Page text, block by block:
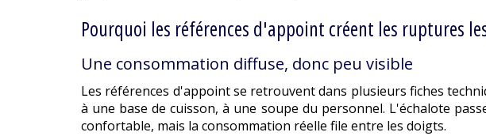
Pourquoi les références d'appoint créent les ruptures
Une consommation diffuse, donc peu visible
Les références d'appoint se retrouvent dans plusieurs fiches
à une base de cuisson, à une soupe du personnel. L'échalote
confortable, mais la consommation réelle file entre les doigts.